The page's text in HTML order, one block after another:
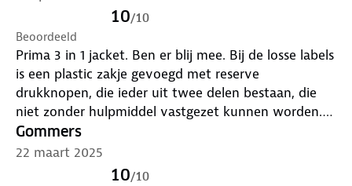
10/10
Beoordeeld
Prima 3 in 1 jacket. Ben er blij mee. Bij de losse labels
is een plastic zakje gevoegd met reserve
drukknopen, die ieder uit twee delen bestaan, die
niet zonder hulpmiddel vastgezet kunnen worden.
Gaarne uw advies. Dat zou ik bijzonder op prijs
stellen. Ik hoor graag. Met vriendelijke groet, J.T.C.
Gommers
22 maart 2025
10/10